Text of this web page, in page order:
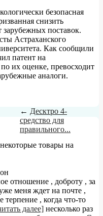
безопасная
снизить
зарубежных поставок.
Астраханского
Как сообщили
патент на
их оценке, превосходит
аналоги.
товары на
отношение , доброту , за
меня ждет на почте ,
терпение , когда что-то
далее] несколько раз
← Десктро 4-
средство для
правильного...